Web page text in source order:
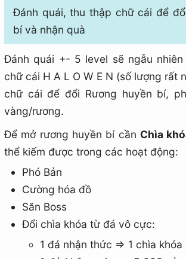
Đánh quái, thu thập chữ cái để
bí và nhận quà
Đánh quái +- 5 level sẽ ngẫu
chữ cái H A L O W E N (số lượng rất
chữ cái để đổi Rương huyền bí,
vàng/rương.
Để mở rương huyền bí cần Chìa
thể kiếm được trong các hoạt động:
Phó Bản
Cường hóa đồ
Săn Boss
Đổi chìa khóa từ đá vô cực:
1 đá nhận thức => 1 chìa khóa